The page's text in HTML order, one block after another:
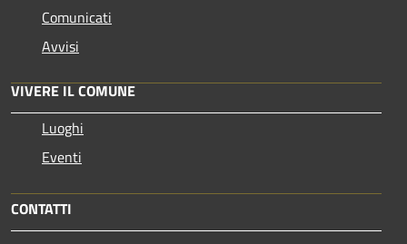
Comunicati
Avvisi
VIVERE IL COMUNE
Luoghi
Eventi
CONTATTI